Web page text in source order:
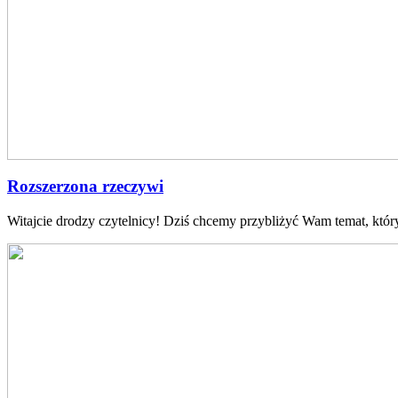
Rozszerzona rzeczywi
Witajcie ⁢drodzy czytelnicy! Dziś chcemy przybliżyć Wam temat,